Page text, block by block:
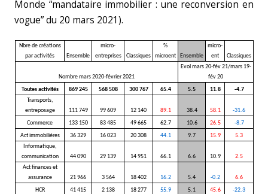
Monde “mandataire immobilier : une reconversion en
vogue” du 20 mars 2021).
Nbre de créations
par activités
Ensemble
micro-
entreprises
Classiques
%
microent
Ensemble
micro-
ent
Classiques
Nombre mars 2020-février 2021
Evol mars 20-fév 21/mars 19-
fév 20
Toutes activités
869 245 568 508 300 767 65.4 5.5 11.8
-4.7
Transports,
entreposage
111 749 99 609 12 140 89.1 38.4 58.1
-31.6
Commerce
133 150 83 485 49 665 62.7 10.6 26.5
-8.7
Act immobiliéres
36 329 16 023 20 308 44.1 9.7 15.9
5.3
Informatique,
communication
44 090 29 139 14 951 66.1 6.6 10.9
2.5
Act finances et
assurance
21 966 3 564 18 402 16.2 5.4 -0.2
6.6
HCR
41 415 2 138 18 277 55.9 5.1 45.6
-22.3